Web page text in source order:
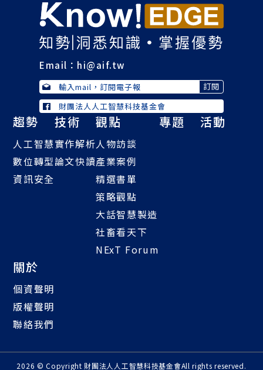
Email： hi@aif.tw
財團法人人工智慧科技基金會
趨勢
人工智慧
數位轉型
資訊安全
技術
實作解析
論文快讀
觀點
人物訪談
產業案例
精選書單
策略觀點
大話智慧製造
社畜看天下
NExT Forum
專題 活動
關於
個資聲明
版權聲明
聯絡我們
2026 © Copyright 財團法人人工智慧科技基金會All rights reserved.